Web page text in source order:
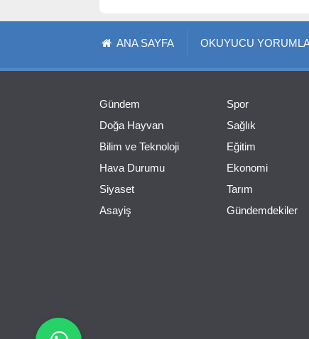
ANA SAYFA OKUYUCU
Gündem
Doğa Hayvan
Bilim ve Teknoloji
Hava Durumu
Siyaset
Asayiş
Spor
Sağlık
Eğitim
Ekonomi
Tarım
Gündemdekiler